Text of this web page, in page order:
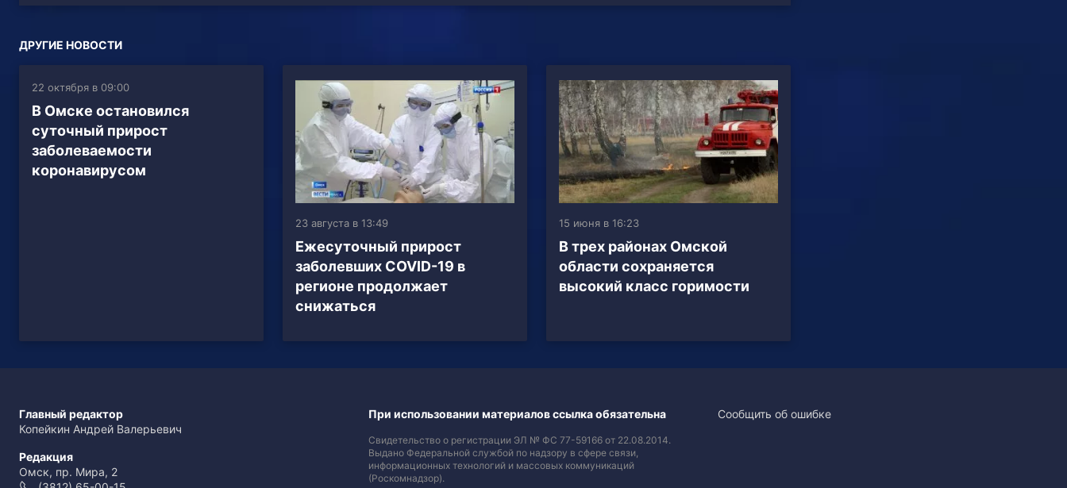
ДРУГИЕ НОВОСТИ
22 октября в 09:00
В Омске остановился
суточный прирост
заболеваемости
коронавирусом
23 августа в 13:49
Ежесуточный прирост
заболевших COVID-19 в
регионе продолжает
снижаться
15 июня в 16:23
В трех районах Омской
области сохраняется
высокий класс горимости
Главный редактор
Копейкин Андрей Валерьевич
Редакция
Омск, пр. Мира, 2
При использовании материалов ссылка обязательна
Свидетельство о регистрации ЭЛ № ФС 77-59166 от 22.08.2014.
Выдано Федеральной службой по надзору в сфере связи,
информационных технологий и массовых коммуникаций
(Роскомнадзор).
Сообщить об ошибке